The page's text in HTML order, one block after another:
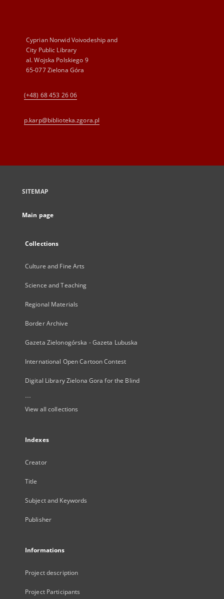
Cyprian Norwid Voivodeship and
City Public Library
al. Wojska Polskiego 9
65-077 Zielona Góra
(+48) 68 453 26 06
p.karp@biblioteka.zgora.pl
SITEMAP
Main page
Collections
Culture and Fine Arts
Science and Teaching
Regional Materials
Border Archive
Gazeta Zielonogórska - Gazeta Lubuska
International Open Cartoon Contest
Digital Library Zielona Gora for the Blind
...
View all collections
Indexes
Creator
Title
Subject and Keywords
Publisher
Informations
Project description
Project Participants